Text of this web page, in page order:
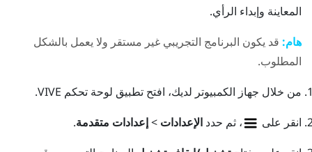
المعاينة وإبداء الرأي.
هام: قد يكون البرنامج التجريبي غير مستقر ولا يعمل بالشكل
المطلوب.
من خلال جهاز الكمبيوتر لديك، افتح تطبيق لوحة تحكم VIVE
.
انقر على
، ثم حدد الإعدادات >إعدادات متقدمة.